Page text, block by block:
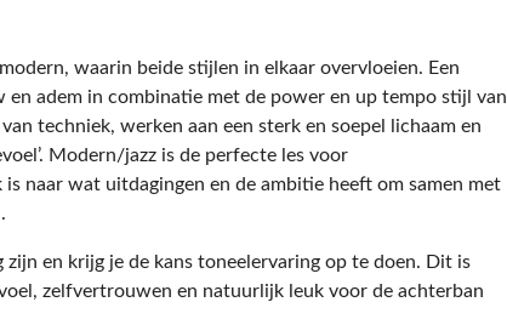
waarin beide stijlen in elkaar overvloeien. Een
adem in combinatie met de power en up tempo stijl van
techniek, werken aan een sterk en soepel lichaam en
Modern/jazz is de perfecte les voor
naar wat uitdagingen en de ambitie heeft om samen met
zijn en krijg je de kans toneelervaring op te doen. Dit is
zelfvertrouwen en natuurlijk leuk voor de achterban